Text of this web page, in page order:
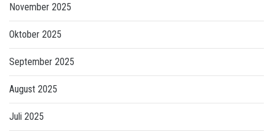
November 2025
Oktober 2025
September 2025
August 2025
Juli 2025